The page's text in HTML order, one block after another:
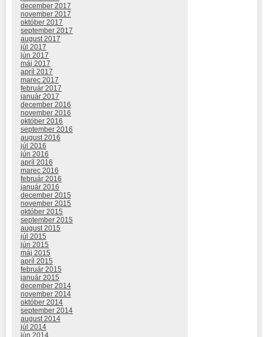
december 2017
november 2017
október 2017
september 2017
august 2017
júl 2017
jún 2017
máj 2017
apríl 2017
marec 2017
február 2017
január 2017
december 2016
november 2016
október 2016
september 2016
august 2016
júl 2016
jún 2016
apríl 2016
marec 2016
február 2016
január 2016
december 2015
november 2015
október 2015
september 2015
august 2015
júl 2015
jún 2015
máj 2015
apríl 2015
február 2015
január 2015
december 2014
november 2014
október 2014
september 2014
august 2014
júl 2014